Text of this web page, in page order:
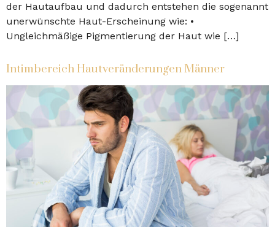
der Hautaufbau und dadurch entstehen die sogenannt
unerwünschte Haut-Erscheinung wie: •
Ungleichmäßige Pigmentierung der Haut wie […]
Intimbereich Hautveränderungen Männer